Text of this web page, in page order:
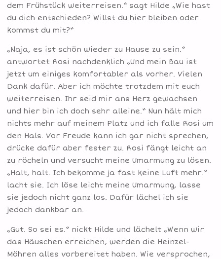
dem Frühstück weiterreisen.“ sagt Hilde „Wie hast
du dich entschieden? Willst du hier bleiben oder
kommst du mit?“
„Naja, es ist schön wieder zu Hause zu sein.“
antwortet Rosi nachdenklich „Und mein Bau ist
jetzt um einiges komfortabler als vorher. Vielen
Dank dafür. Aber ich möchte trotzdem mit euch
weiterreisen. Ihr seid mir ans Herz gewachsen
und hier bin ich doch sehr alleine.“ Nun hält mich
nichts mehr auf meinem Platz und ich falle Rosi um
den Hals. Vor Freude kann ich gar nicht sprechen,
drücke dafür aber fester zu. Rosi fängt leicht an
zu röcheln und versucht meine Umarmung zu lösen.
„Halt, halt. Ich bekomme ja fast keine Luft mehr.“
lacht sie. Ich löse leicht meine Umarmung, lasse
sie jedoch nicht ganz los. Dafür lächel ich sie
jedoch dankbar an.
„Gut. So sei es.“ nickt Hilde und lächelt „Wenn wir
das Häuschen erreichen, werden die Heinzel-
Möhren alles vorbereitet haben. Wie versprochen,